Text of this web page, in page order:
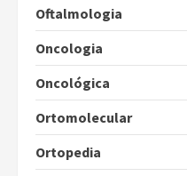
Oftalmologia
Oncologia
Oncológica
Ortomolecular
Ortopedia